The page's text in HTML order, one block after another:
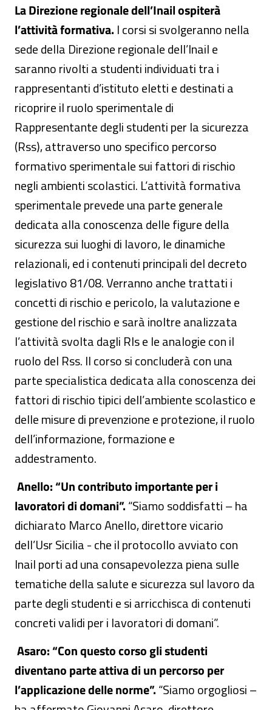
La Direzione regionale dell’Inail ospiterà
l’attività formativa. I corsi si svolgeranno nella
sede della Direzione regionale dell’Inail e
saranno rivolti a studenti individuati tra i
rappresentanti d’istituto eletti e destinati a
ricoprire il ruolo sperimentale di
Rappresentante degli studenti per la sicurezza
(Rss), attraverso uno specifico percorso
formativo sperimentale sui fattori di rischio
negli ambienti scolastici. L’attività formativa
sperimentale prevede una parte generale
dedicata alla conoscenza delle figure della
sicurezza sui luoghi di lavoro, le dinamiche
relazionali, ed i contenuti principali del decreto
legislativo 81/08. Verranno anche trattati i
concetti di rischio e pericolo, la valutazione e
gestione del rischio e sarà inoltre analizzata
l’attività svolta dagli Rls e le analogie con il
ruolo del Rss. Il corso si concluderà con una
parte specialistica dedicata alla conoscenza dei
fattori di rischio tipici dell’ambiente scolastico e
delle misure di prevenzione e protezione, il ruolo
dell’informazione, formazione e
addestramento.
Anello: “Un contributo importante per i
lavoratori di domani”.“Siamo soddisfatti – ha
dichiarato Marco Anello, direttore vicario
dell’Usr Sicilia - che il protocollo avviato con
Inail porti ad una consapevolezza piena sulle
tematiche della salute e sicurezza sul lavoro da
parte degli studenti e si arricchisca di contenuti
concreti validi per i lavoratori di domani”.
Asaro: “Con questo corso gli studenti
diventano parte attiva di un percorso per
l’applicazione delle norme”.“Siamo orgogliosi –